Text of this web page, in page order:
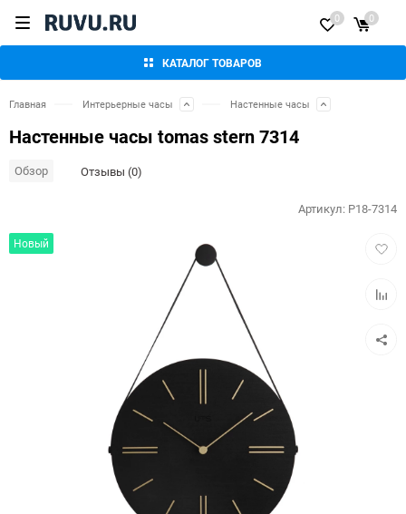
КАТАЛОГ ТОВАРОВ
0 0
Главная Интерьерные часы Настенные часы
Настенные часы tomas stern 7314
Обзор Отзывы (0)
Новый
Артикул: P18-7314